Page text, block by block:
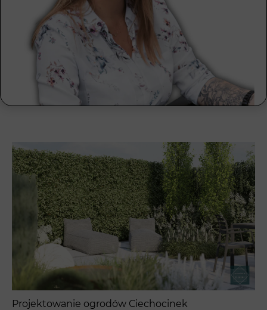
Projektowanie ogrodów Ciechocinek